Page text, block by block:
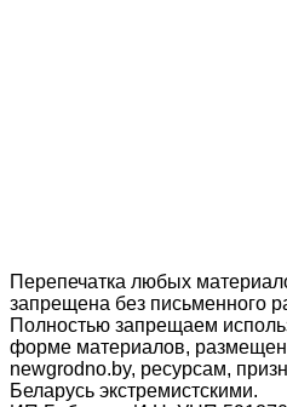
Перепечатка любых
запрещена без письменного
Полностью запрещаем
форме материалов,
newgrodno.by, ресурсам,
Беларусь экстремистскими.